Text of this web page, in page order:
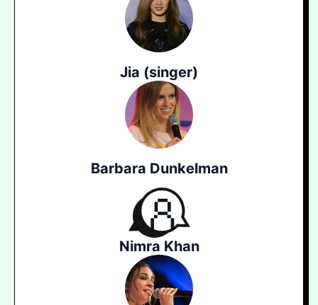
Jia (singer)
Barbara Dunkelman
Nimra Khan